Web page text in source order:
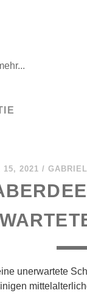
15, 2021 /
unerwartete